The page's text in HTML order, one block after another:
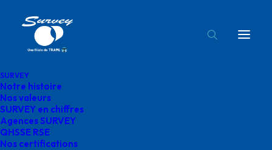
SURVEY
Notre histoire
Nos valeurs
SURVEY en chiffres
Agences SURVEY
QHSSE RSE
Nos certifications
Accueil